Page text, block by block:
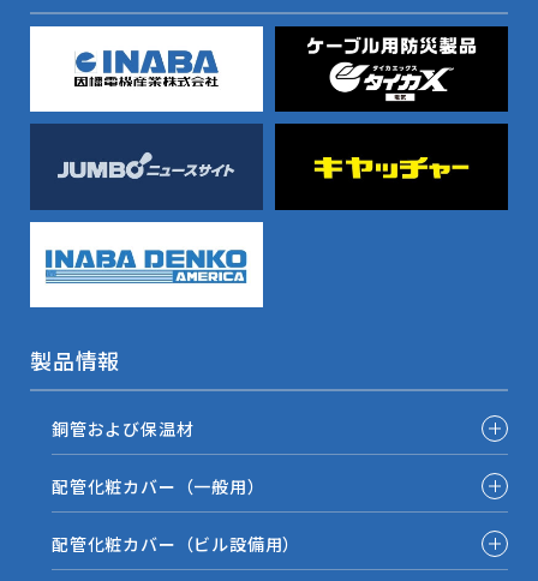
製品情報
銅管および保温材
配管化粧カバー（一般用）
配管化粧カバー（ビル設備用）